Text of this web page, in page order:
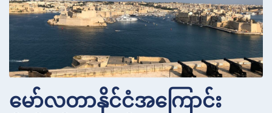
မော်လတာနိုင်ငံအကြောင်း